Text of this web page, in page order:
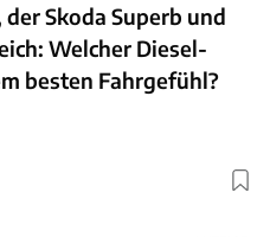
Skoda Superb und
Welcher Diesel-
besten Fahrgefühl?
Foto: Rossen Gargolov